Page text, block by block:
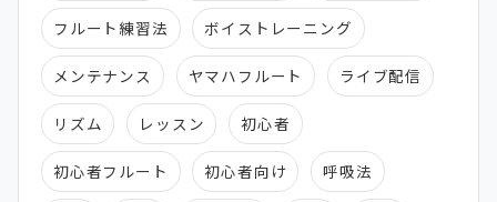
フルート練習法 ボイストレーニング
メンテナンス ヤマハフルート ライブ配信
リズム レッスン 初心者
初心者フルート 初心者向け 呼吸法